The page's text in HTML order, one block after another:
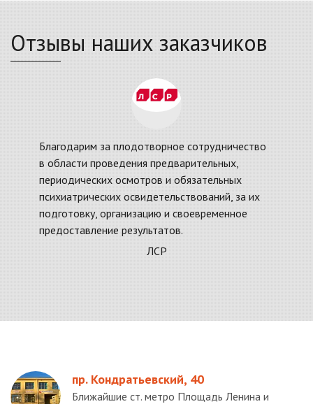
Отзывы наших заказчиков
Благодарим за плодотворное сотрудничество
в области проведения предварительных,
периодических осмотров и обязательных
психиатрических освидетельствований, за их
подготовку, организацию и своевременное
предоставление результатов.
ЛСР
пр. Кондратьевский, 40
Ближайшие ст. метро Площадь Ленина и